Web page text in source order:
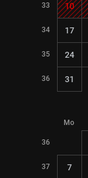
33 10
34 17
35 24
36 31
Mo
36
37 7